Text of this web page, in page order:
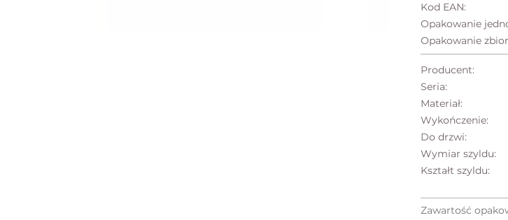
Kod EAN:
Opakowanie
Opakowanie
Producent:
Seria:
Materiał:
Wykończenie:
Do drzwi:
Wymiar szyldu:
Kształt szyldu:
Zawartość